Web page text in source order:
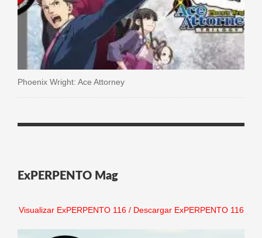
Phoenix Wright: Ace Attorney
ExPERPENTO Mag
Visualizar ExPERPENTO 116/ Descargar ExPERPENTO 116